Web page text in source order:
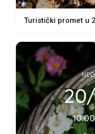
Turistički promet u